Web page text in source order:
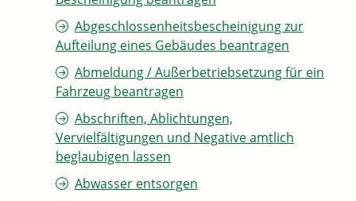
Abgeschlossenheitsbescheinigung zur
Aufteilung eines Gebäudes beantragen
Abmeldung / Außerbetriebsetzung für ein
Fahrzeug beantragen
Abschriften, Ablichtungen,
Vervielfältigungen und Negative amtlich
beglaubigen lassen
Abwasser entsorgen